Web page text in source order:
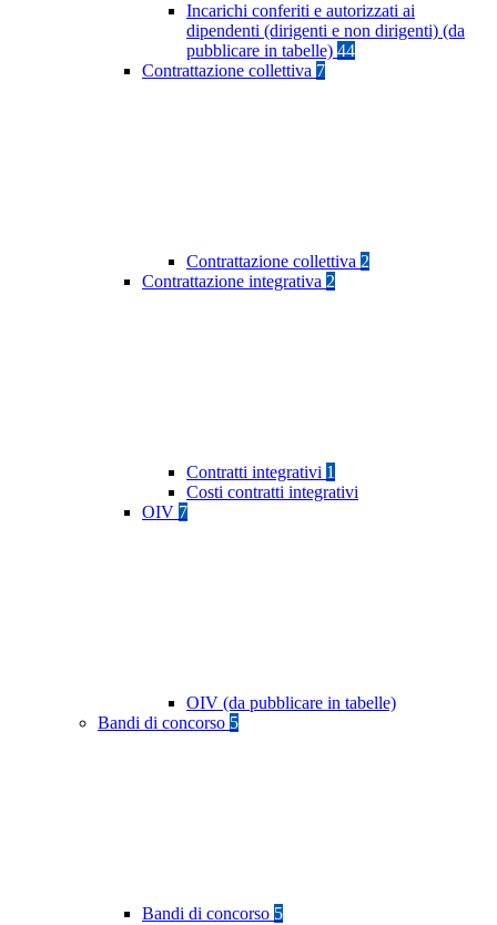
Incarichi conferiti e autorizzati ai
dipendenti (dirigenti e non dirigenti) (da
pubblicare in tabelle) 44
Contrattazione collettiva 7
Contrattazione collettiva 2
Contrattazione integrativa 2
Contratti integrativi 1
Costi contratti integrativi
OIV 7
OIV (da pubblicare in tabelle)
Bandi di concorso 5
Bandi di concorso 5